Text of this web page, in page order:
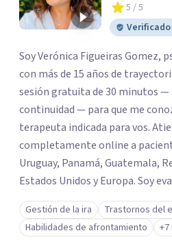
5 / 5
Verificado
Soy Verónica Figueiras Gomez,
con más de 15 años de
sesión gratuita de 30 minutos —
continuidad — para que me
terapeuta indicada para vos.
completamente online a
Uruguay, Panamá, Guatemala,
Estados Unidos y Europa. Soy
por Weill Cornell Medicine
el método PEERS de la UCLA
desarrollo de habilidades
Gestión de la ira
Trastornos del
Habilidades de afrontamiento
+7